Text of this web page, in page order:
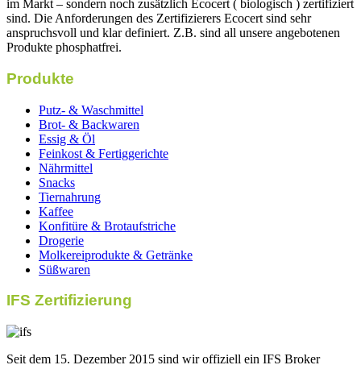
im Markt – sondern noch zusätzlich Ecocert ( biologisch ) zertifiziert
sind. Die Anforderungen des Zertifizierers Ecocert sind sehr
anspruchsvoll und klar definiert. Z.B. sind all unsere angebotenen
Produkte phosphatfrei.
Produkte
Putz- & Waschmittel
Brot- & Backwaren
Essig & Öl
Feinkost & Fertiggerichte
Nährmittel
Snacks
Tiernahrung
Kaffee
Konfitüre & Brotaufstriche
Drogerie
Molkereiprodukte & Getränke
Süßwaren
IFS Zertifizierung
Seit dem 15. Dezember 2015 sind wir offiziell ein IFS Broker